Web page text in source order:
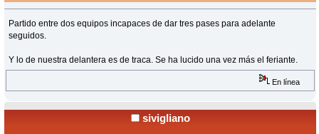
Partido entre dos equipos incapaces de dar tres pases para adelante
seguidos.
Y lo de nuestra delantera es de traca. Se ha lucido una vez más el feriante.
En línea
sivigliano